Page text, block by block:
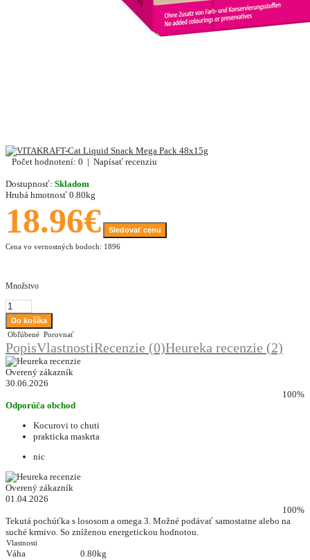
Počet hodnotení: 0 | Napísať recenziu
Dostupnosť: Skladom
Hrubá hmotnosť 0.80kg
18.96€
Sledovať cenu
Cena vo vernostných bodoch: 1896
Množstvo
Obľúbené Porovnať
PopisVlastnostiRecenzie (0)Heureka recenzie (2)
Overený zákazník
30.06.2026
100%
Odporúča obchod
Kocurovi to chuti
prakticka maskrta
nic
Overený zákazník
01.04.2026
100%
Tekutá pochúťka s lososom a omega 3. Možné podávať samostatne alebo na
suché krmivo. So zníženou energetickou hodnotou.
Vlastnosti
Váha 0.80kg